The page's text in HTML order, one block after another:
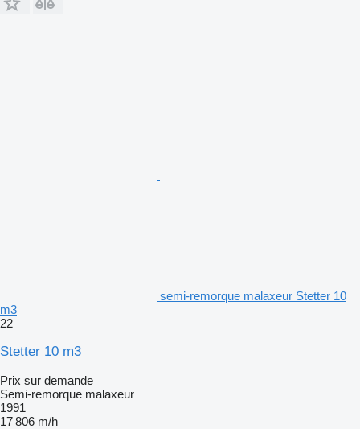
semi-remorque malaxeur Stetter 10
m3
22
Stetter 10 m3
Prix sur demande
Semi-remorque malaxeur
1991
17 806 m/h